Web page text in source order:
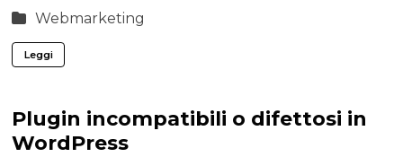
Webmarketing
Leggi
Plugin incompatibili o difettosi in
WordPress